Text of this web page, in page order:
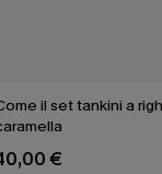
il set tankini a
€